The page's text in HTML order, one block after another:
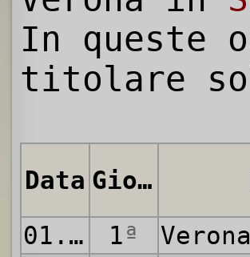
In queste
titolare
Data Giornata
01.09.1991
1ª